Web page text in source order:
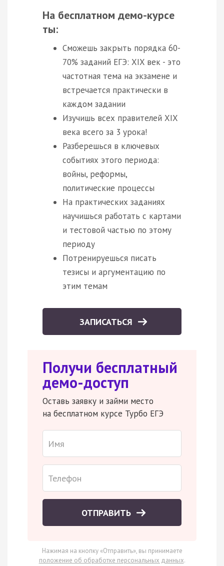
На бесплатном демо-курсе
ты:
Сможешь закрыть порядка 60-
70% заданий ЕГЭ: XIX век - это
частотная тема на экзамене и
встречается практически в
каждом задании
Изучишь всех правителей XIX
века всего за 3 урока!
Разберешься в ключевых
событиях этого периода:
войны, реформы,
политические процессы
На практических заданиях
научишься работать с картами
и тестовой частью по этому
периоду
Потренируешься писать
тезисы и аргументацию по
этим темам
ЗАПИСАТЬСЯ
Получи бесплатный
демо-доступ
Оставь заявку и займи место
на бесплатном курсе Турбо ЕГЭ
ОТПРАВИТЬ
Нажимая на кнопку «Отправить», вы принимаете
положение об обработке персональных данных.